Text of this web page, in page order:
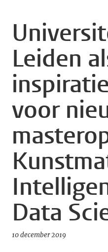
Leiden
voor
Data
10 december 2019